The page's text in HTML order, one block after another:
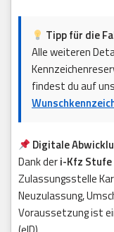
Tipp für die
Alle weiteren
findest du auf
Digitale
Dank deri-Kfz Stufe
Zulassungsstelle
Neuzulassung,
Voraussetzung ist